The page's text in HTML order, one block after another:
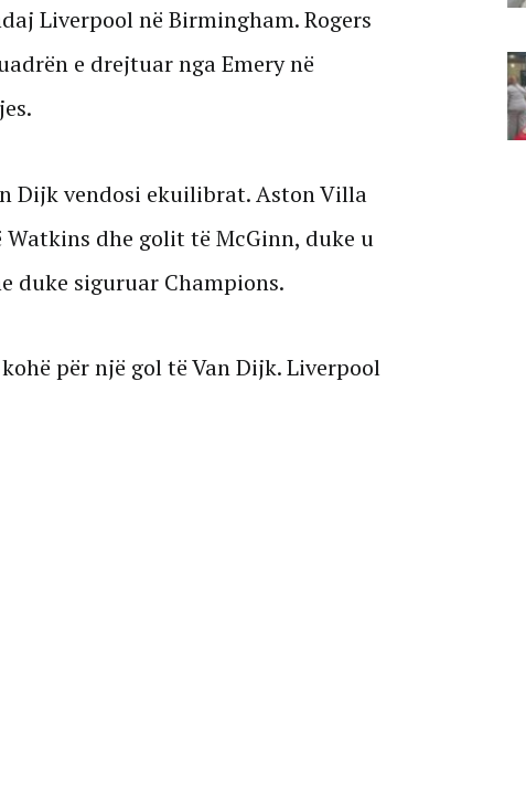
Liverpool në Birmingham. Rogers
e drejtuar nga Emery në
Dijk vendosi ekuilibrat. Aston Villa
dhe golit të McGinn, duke u
duke siguruar Champions.
për një gol të Van Dijk. Liverpool
07 Gusht, 2026
Përkujtohet Teodor Keko/ Gruaja
që i kushtoi poezitë: Së afërmi një